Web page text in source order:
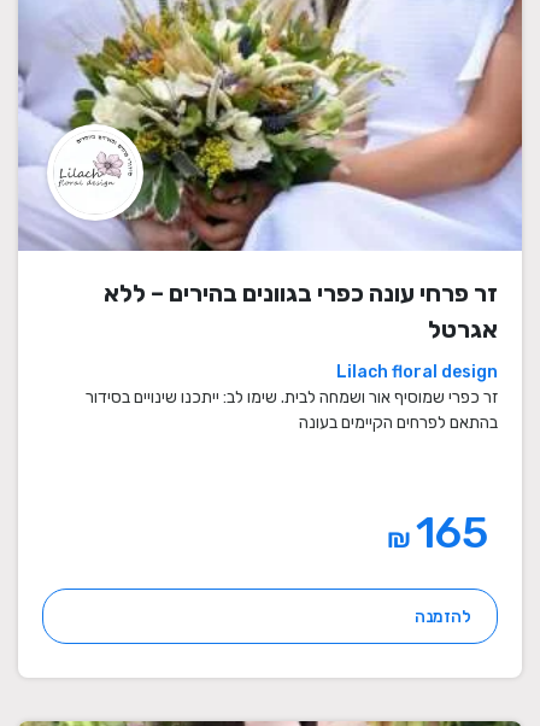
זר פרחי עונה כפרי בגוונים בהירים – ללא
אגרטל
Lilach floral design
זר כפרי שמוסיף אור ושמחה לבית. שימו לב: ייתכנו שינויים בסידור
בהתאם לפרחים הקיימים בעונה
₪
להזמנה